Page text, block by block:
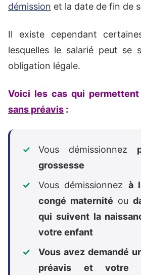
démission et la date de fin de
Il existe cependant
lesquelles le salarié peut se
obligation légale.
Voici les cas qui
sans préavis :
Vous démissionnez
grossesse
Vous démissionnez à
congé maternité ou
qui suivent la
votre enfant
Vous avez demandé
préavis et votre